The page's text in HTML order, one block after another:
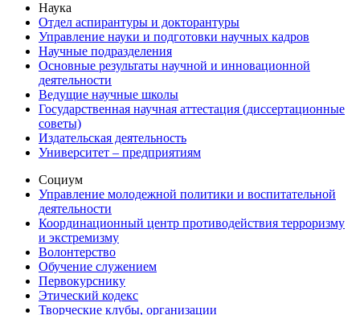
Наука
Отдел аспирантуры и докторантуры
Управление науки и подготовки научных кадров
Научные подразделения
Основные результаты научной и инновационной
деятельности
Ведущие научные школы
Государственная научная аттестация (диссертационные
советы)
Издательская деятельность
Университет – предприятиям
Социум
Управление молодежной политики и воспитательной
деятельности
Координационный центр противодействия терроризму
и экстремизму
Волонтерство
Обучение служением
Первокурснику
Этический кодекс
Творческие клубы, организации